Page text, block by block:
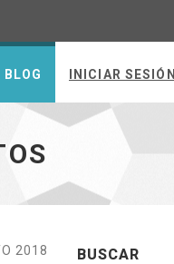
BLOG INICIAR SESIÓN
2018 BUSCAR